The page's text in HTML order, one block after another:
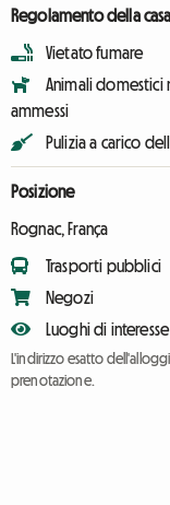
Regolamento della casa
Vietato fumare
Animali domestici
ammessi
Pulizia a carico
Posizione
Rognac, França
Trasporti pubblici
Negozi
Luoghi di
L'indirizzo esatto
prenotazione.